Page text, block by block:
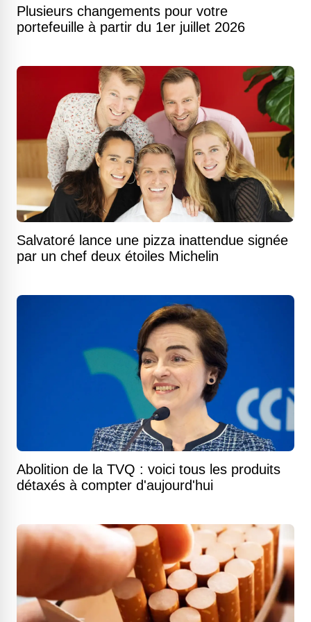
Plusieurs changements pour votre
portefeuille à partir du 1er juillet 2026
Salvatoré lance une pizza inattendue signée
par un chef deux étoiles Michelin
Abolition de la TVQ : voici tous les produits
détaxés à compter d'aujourd'hui